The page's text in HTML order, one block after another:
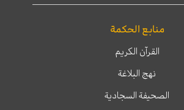
منابع الحكمة
القرآن الكريم
نهج البلاغة
الصحيفة السجادية